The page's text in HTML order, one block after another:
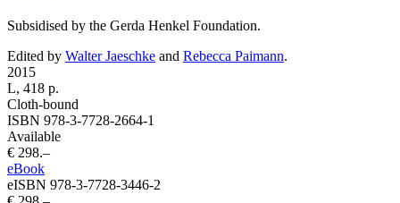
Subsidised by the Gerda Henkel Foundation.
Edited by Walter Jaeschke and Rebecca Paimann.
2015
L, 418 p.
Cloth-bound
ISBN 978-3-7728-2664-1
Available
€ 298.–
eBook
eISBN 978-3-7728-3446-2